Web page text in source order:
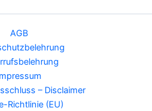
AGB
– Disclaimer
Richtlinie (EU)